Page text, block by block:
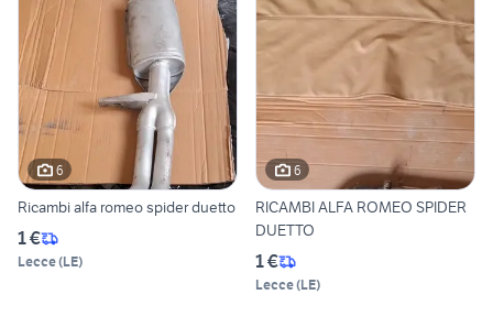
6
Ricambi alfa romeo spider duetto
1 €
Lecce(LE)
6
RICAMBI ALFA ROMEO SPIDER
DUETTO
1 €
Lecce(LE)